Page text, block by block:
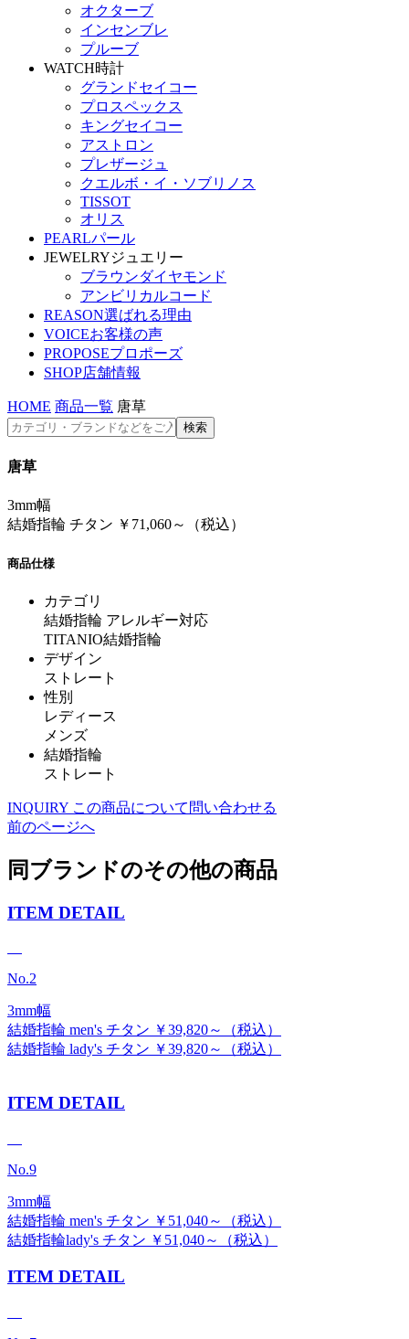
オクターブ
インセンブレ
プルーブ
WATCH時計
グランドセイコー
プロスペックス
キングセイコー
アストロン
プレザージュ
クエルボ・イ・ソブリノス
TISSOT
オリス
PEARLパール
JEWELRYジュエリー
ブラウンダイヤモンド
アンビリカルコード
REASON選ばれる理由
VOICEお客様の声
PROPOSEプロポーズ
SHOP店舗情報
HOME 商品一覧 唐草
唐草
3mm幅
結婚指輪 チタン ￥71,060～（税込）
商品仕様
カテゴリ
結婚指輪 アレルギー対応
TITANIO結婚指輪
デザイン
ストレート
性別
レディース
メンズ
結婚指輪
ストレート
INQUIRY この商品について問い合わせる
前のページへ
同ブランドのその他の商品
ITEM DETAIL
No.2
3mm幅
結婚指輪 men's チタン ￥39,820～（税込）
結婚指輪 lady's チタン ￥39,820～（税込）
ITEM DETAIL
No.9
3mm幅
結婚指輪 men's チタン ￥51,040～（税込）
結婚指輪lady's チタン ￥51,040～（税込）
ITEM DETAIL